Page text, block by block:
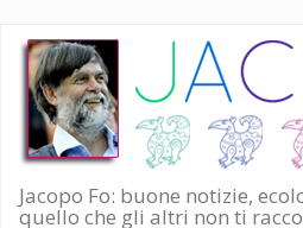
Salta
contenuto
principale
Jacopo Fo: buone notizie,
quello che gli altri non ti